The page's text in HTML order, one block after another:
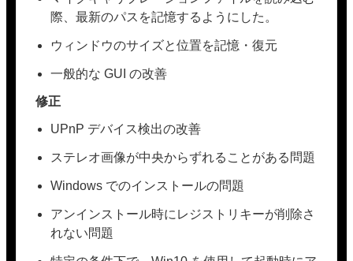
際、最新のパスを記憶するようにした。
ウィンドウのサイズと位置を記憶・復元
一般的な GUI の改善
修正
UPnP デバイス検出の改善
ステレオ画像が中央からずれることがある問題
Windows でのインストールの問題
アンインストール時にレジストリキーが削除さ
れない問題